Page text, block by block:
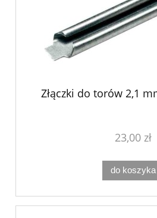
Złączki do torów 2,1
23,00 zł
do koszyka